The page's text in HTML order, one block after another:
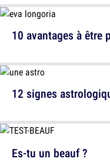
10 avantages à être
12 signes
Es-tu un beauf ?